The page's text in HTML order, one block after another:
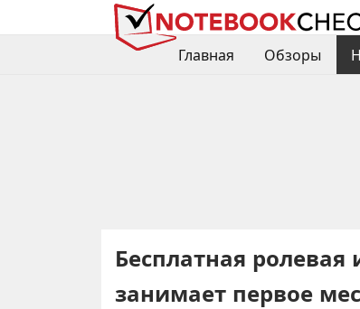
Главная
Обзоры
Бесплатная
занимает первое